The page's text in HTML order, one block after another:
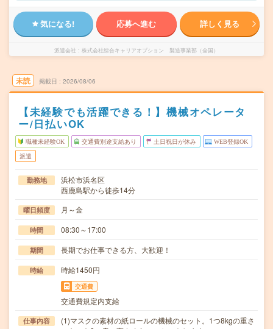
気になる! 応募へ進む 詳しく見る
派遣会社 株式会社綜合キャリアオプション 製造事業部（全国）
未読 掲載日 2026/08/06
【未経験でも活躍できる！】機械オペレータ
ー/日払いOK
職種未経験OK 交通費別途支給あり 土日祝日が休み WEB登録OK
派遣
勤務地
浜松市浜名区
西鹿島駅から徒歩14分
曜日頻度 月～金
時間 08:30～17:00
期間 長期でお仕事できる方、大歓迎！
時給 時給1450円
交通費
交通費規定内支給
仕事内容
(1)マスクの素材の紙ロールの機械のセット。1つ8kgの重さ